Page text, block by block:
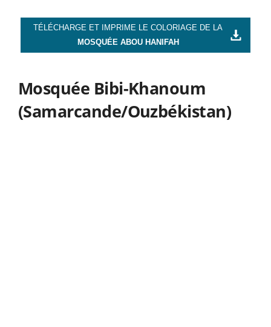
TÉLÉCHARGE ET IMPRIME LE COLORIAGE DE LA
MOSQUÉE ABOU HANIFAH
Mosquée Bibi-Khanoum
(Samarcande/Ouzbékistan)